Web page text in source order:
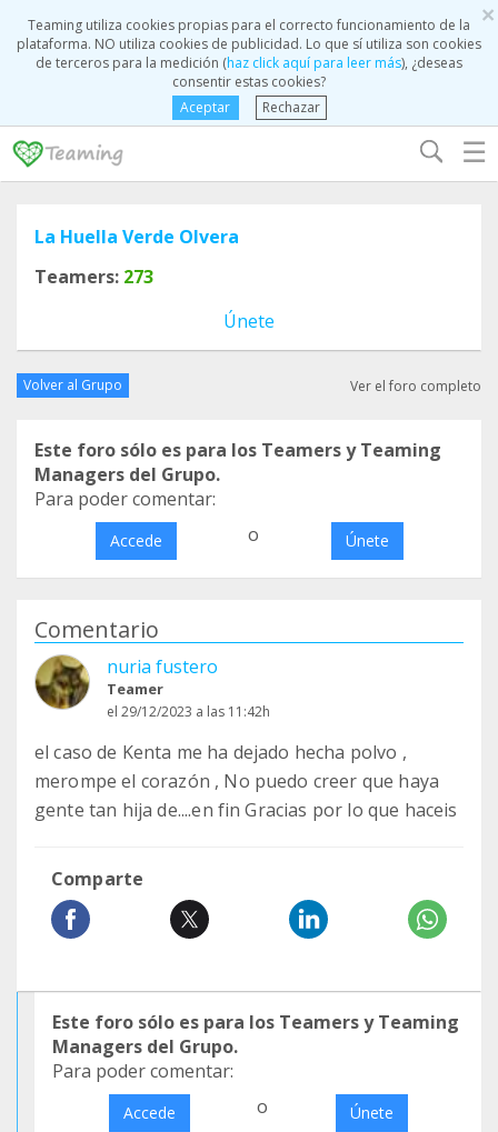
×
Teaming utiliza cookies propias para el correcto funcionamiento de la
plataforma. NO utiliza cookies de publicidad. Lo que sí utiliza son cookies
de terceros para la medición (haz click aquí para leer más), ¿deseas
consentir estas cookies?
Aceptar
Rechazar
☰
La Huella Verde Olvera
Teamers: 273
Únete
Volver al Grupo Ver el foro completo
Este foro sólo es para los Teamers y Teaming
Managers del Grupo.
Para poder comentar:
Accede o Únete
Comentario
nuria fustero
Teamer
el 29/12/2023 a las 11:42h
el caso de Kenta me ha dejado hecha polvo ,
merompe el corazón , No puedo creer que haya
gente tan hija de....en fin Gracias por lo que haceis
Comparte
Este foro sólo es para los Teamers y Teaming
Managers del Grupo.
Para poder comentar:
Accede o Únete